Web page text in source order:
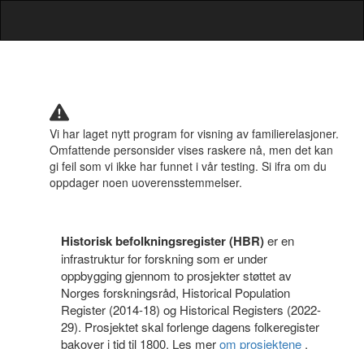
Vi har laget nytt program for visning av familierelasjoner.
Omfattende personsider vises raskere nå, men det kan
gi feil som vi ikke har funnet i vår testing. Si ifra om du
oppdager noen uoverensstemmelser.
Historisk befolkningsregister (HBR)er en
infrastruktur for forskning som er under
oppbygging gjennom to prosjekter støttet av
Norges forskningsråd, Historical Population
Register (2014-18) og Historical Registers (2022-
29). Prosjektet skal forlenge dagens folkeregister
bakover i tid til 1800. Les merom prosjektene .